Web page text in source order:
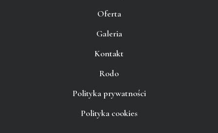
Oferta
Galeria
Kontakt
Rodo
Polityka prywatności
Polityka cookies